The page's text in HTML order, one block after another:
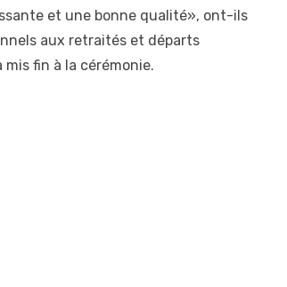
et une bonne qualité», ont-ils
aux retraités et départs
fin à la cérémonie.